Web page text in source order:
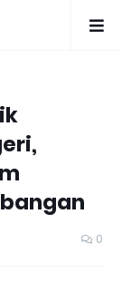
0